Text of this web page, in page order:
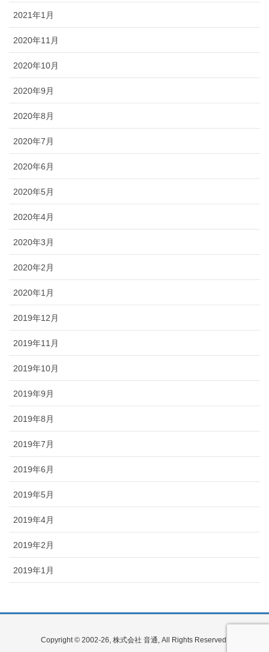
2021年1月
2020年11月
2020年10月
2020年9月
2020年8月
2020年7月
2020年6月
2020年5月
2020年4月
2020年3月
2020年2月
2020年1月
2019年12月
2019年11月
2019年10月
2019年9月
2019年8月
2019年7月
2019年6月
2019年5月
2019年4月
2019年2月
2019年1月
Copyright © 2002-26, 株式会社 音通, All Rights Reserved.